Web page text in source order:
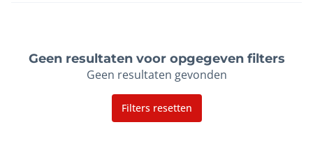
Geen resultaten voor opgegeven filters
Geen resultaten gevonden
Filters resetten